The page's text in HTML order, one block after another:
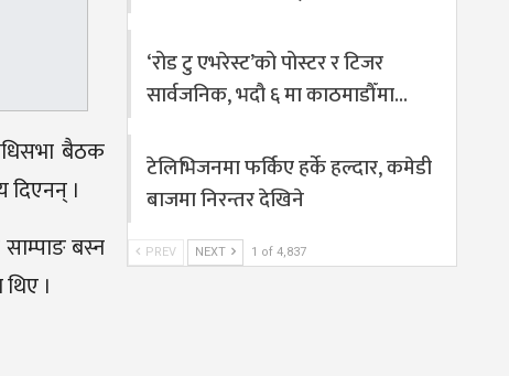
बैठक
।
बस्न
।
‘रोड टु एभरेस्ट’को पोस्टर र टिजर
सार्वजनिक, भदौ ६ मा काठमाडौँमा…
टेलिभिजनमा फर्किए हर्के हल्दार, कमेडी
बाजमा निरन्तर देखिने
PREV NEXT 1 of 4,837